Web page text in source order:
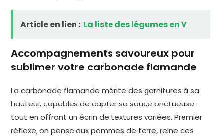
Article en lien : La liste des légumes en V
Accompagnements savoureux pour
sublimer votre carbonade flamande
La carbonade flamande mérite des garnitures à sa
hauteur, capables de capter sa sauce onctueuse
tout en offrant un écrin de textures variées. Premier
réflexe, on pense aux pommes de terre, reine des